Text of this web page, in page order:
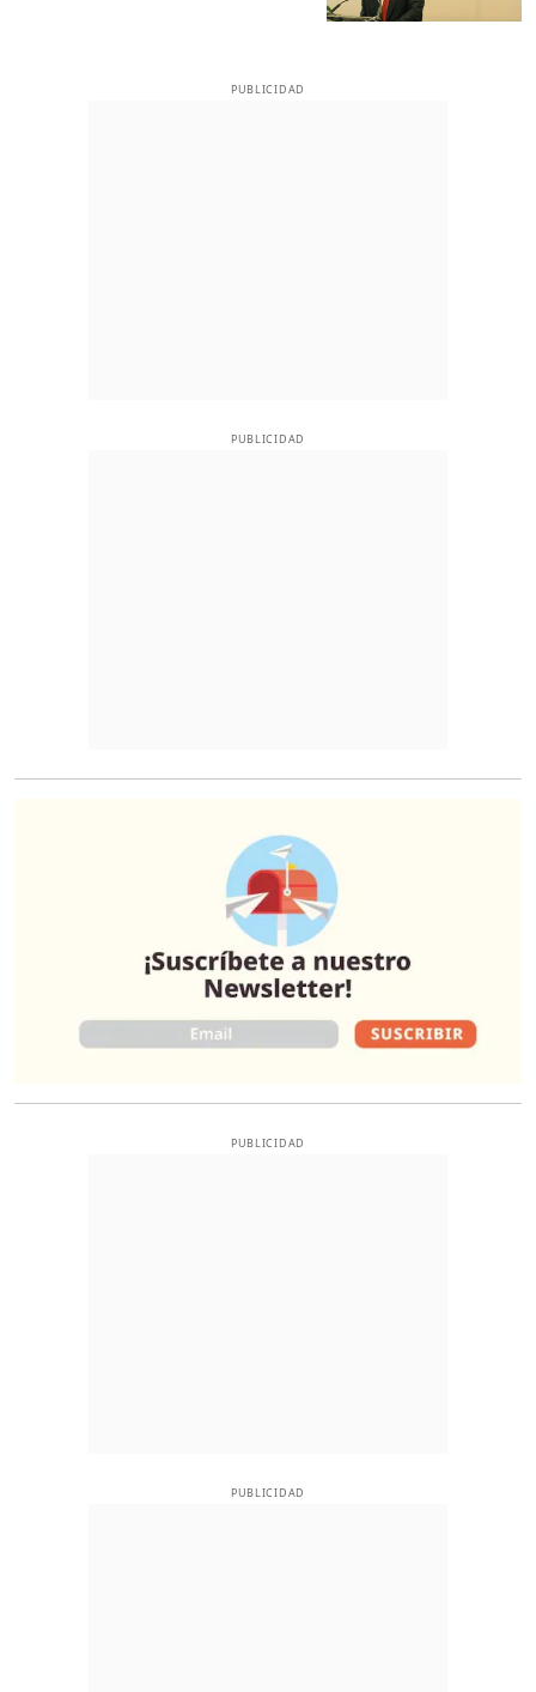
PUBLICIDAD
PUBLICIDAD
PUBLICIDAD
PUBLICIDAD